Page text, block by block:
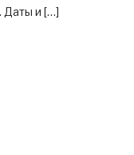
Даты и […]